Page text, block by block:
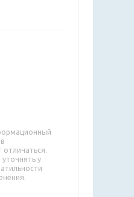
отличаться.
у